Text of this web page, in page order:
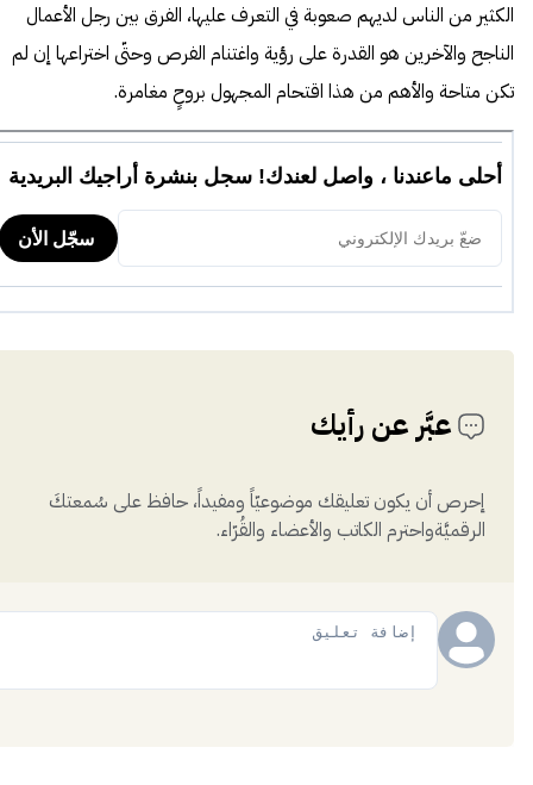
الكثير من الناس لديهم صعوبة في التعرف عليها، الفرق بين رجل الأعمال
الناجح والآخرين هو القدرة على رؤية واغتنام الفرص وحتّى اختراعها إن لم
تكن متاحة والأهم من هذا اقتحام المجهول بروحٍ مغامرة.
عبَّر عن رأيك
إحرص أن يكون تعليقك موضوعيّاً ومفيداً، حافظ على سُمعتكَ
الرقميَّةواحترم الكاتب والأعضاء والقُرّاء.